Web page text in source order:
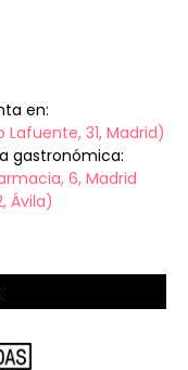
en:
31, Madrid)
gastronómica:
6, Madrid
Ávila)